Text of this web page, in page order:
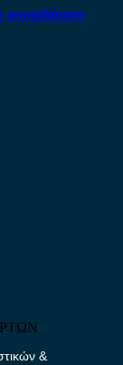
οποιαδήποτε
&